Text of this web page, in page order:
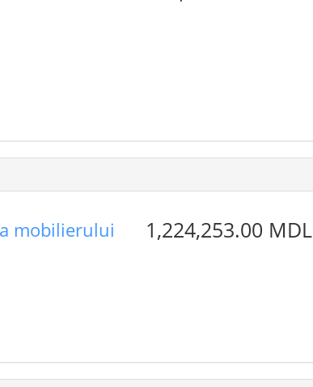
mobilierului
1,224,253.00 MDL